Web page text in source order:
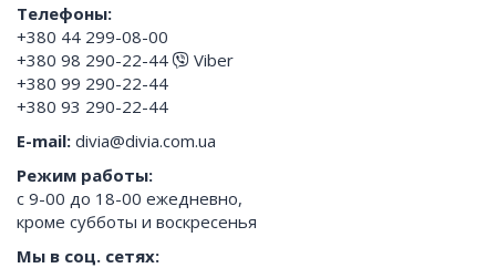
Телефоны:
+380 44 299-08-00
+380 98 290-22-44
Viber
+380 99 290-22-44
+380 93 290-22-44
E-mail: divia@divia.com.ua
Режим работы:
с 9-00 до 18-00 ежедневно,
кроме субботы и воскресенья
Мы в соц. сетях: